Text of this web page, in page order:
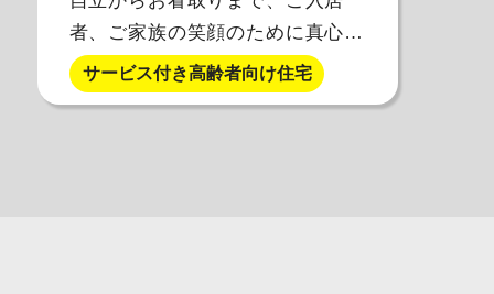
者、ご家族の笑顔のために真心を
込めてサポートいたします。
サービス付き高齢者向け住宅